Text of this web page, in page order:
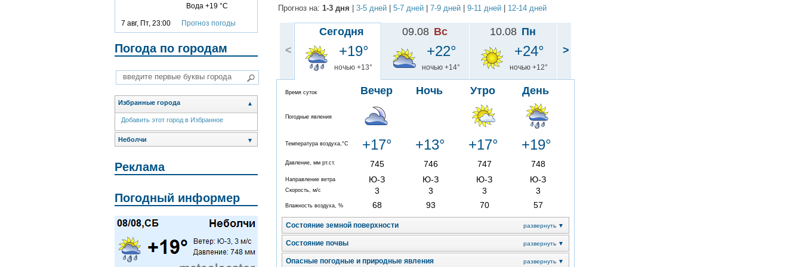
Вода +19 °C
7 авг, Пт, 23:00 Прогноз погоды
Погода по городам
Избранные города ▲
Добавить этот город в Избранное
Неболчи ▼
Реклама
Погодный информер
Прогноз на: 1-3 дня 3-5 дней 5-7 дней 7-9 дней 9-11 дней 12-14 дней
<
Сегодня
+19°
ночью +13°
Время суток Вечер Ночь Утро День
Погодные явления
Температура воздуха,°C +17° +13° +17° +19°
Давление, мм рт.ст. 745 746 747 748
Направление ветра Ю-З Ю-З Ю-З Ю-З
Скорость, м/с 3 3 3 3
Влажность воздуха, % 68 93 70 57
Состояние земной поверхности развернуть ▼
Состояние почвы развернуть ▼
Опасные погодные и природные явления развернуть ▼
09.08 Вс
+22°
ночью +14°
10.08 Пн
+24°
ночью +12°
>